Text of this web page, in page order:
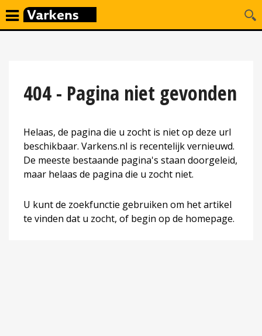
404 - Pagina niet gevonden
Helaas, de pagina die u zocht is niet op deze url
beschikbaar. Varkens.nl is recentelijk vernieuwd.
De meeste bestaande pagina's staan doorgeleid,
maar helaas de pagina die u zocht niet.
U kunt de zoekfunctie gebruiken om het artikel
te vinden dat u zocht, of begin op de homepage.